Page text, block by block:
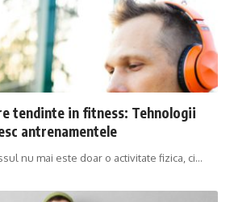
tendinte in fitness: Tehnologii
antrenamentele
nu mai este doar o activitate fizica, ci…